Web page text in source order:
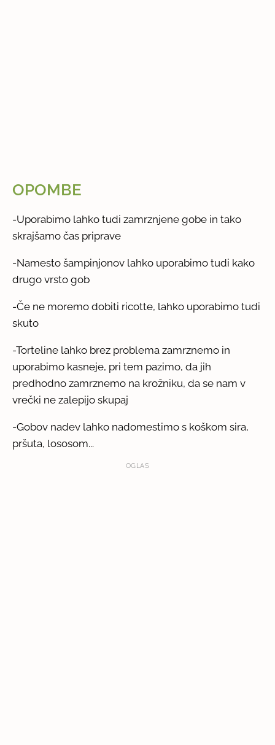
OPOMBE
-Uporabimo lahko tudi zamrznjene gobe in tako
skrajšamo čas priprave
-Namesto šampinjonov lahko uporabimo tudi kako
drugo vrsto gob
-Če ne moremo dobiti ricotte, lahko uporabimo tudi
skuto
-Torteline lahko brez problema zamrznemo in
uporabimo kasneje, pri tem pazimo, da jih
predhodno zamrznemo na krožniku, da se nam v
vrečki ne zalepijo skupaj
-Gobov nadev lahko nadomestimo s koškom sira,
pršuta, lososom...
OGLAS